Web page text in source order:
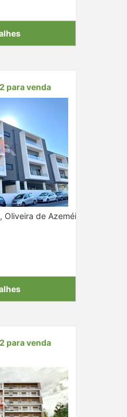
para venda
de Azeméis, Aveiro
para venda